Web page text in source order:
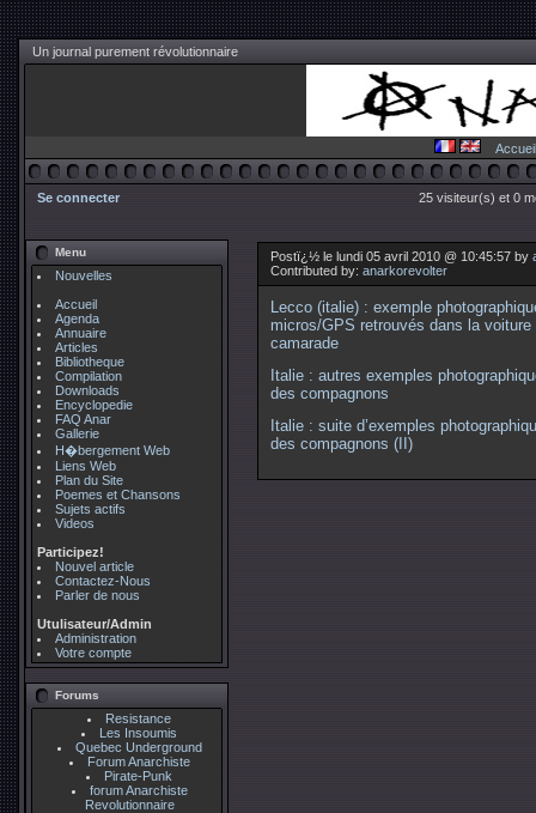
Un journal purement révolutionnaire
Accueil
Se connecter 25 visiteur(s) et 0
Menu
Nouvelles
Accueil
Agenda
Annuaire
Articles
Bibliotheque
Compilation
Downloads
Encyclopedie
FAQ Anar
Gallerie
H�bergement Web
Liens Web
Plan du Site
Poemes et Chansons
Sujets actifs
Videos
Participez!
Nouvel article
Contactez-Nous
Parler de nous
Utulisateur/Admin
Administration
Votre compte
Forums
Resistance
Les Insoumis
Quebec Underground
Forum Anarchiste
Pirate-Punk
forum Anarchiste
Revolutionnaire
Postï¿½ le lundi 05 avril 2010 @ 10:45:57 by
Contributed by: anarkorevolter
Lecco (italie) : exemple
micros/GPS retrouvés dans la voiture
camarade
Italie : autres exemples
des compagnons
Italie : suite d’exemples
des compagnons (II)